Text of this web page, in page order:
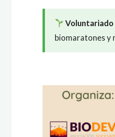
biomaratones y